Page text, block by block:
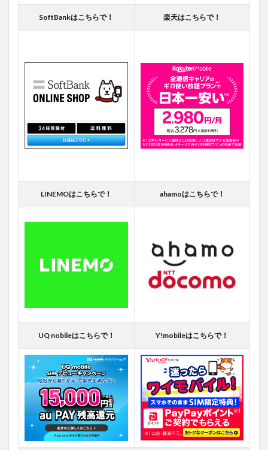
SoftBankはこちらで！ 楽天はこちらで！
LINEMOはこちらで！ ahamoはこちらで！
UQ nobileはこちらで！ Y!mobileはこちらで！